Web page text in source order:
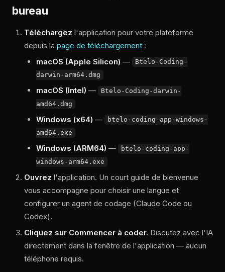
bureau
Téléchargez l'application pour votre plateforme
depuis la page de téléchargement :
macOS (Apple Silicon) —
Btelo-Coding-
darwin-arm64.dmg
macOS (Intel) —
Btelo-Coding-darwin-
amd64.dmg
Windows (x64) —
btelo-coding-app-windows-
amd64.exe
Windows (ARM64) —
btelo-coding-app-
windows-arm64.exe
Ouvrez l'application. Un court guide de bienvenue
vous accompagne pour choisir une langue et
configurer un agent de codage (Claude Code ou
Codex).
Cliquez sur Commencer à coder. Discutez avec l'IA
directement dans la fenêtre de l'application — aucun
téléphone requis.